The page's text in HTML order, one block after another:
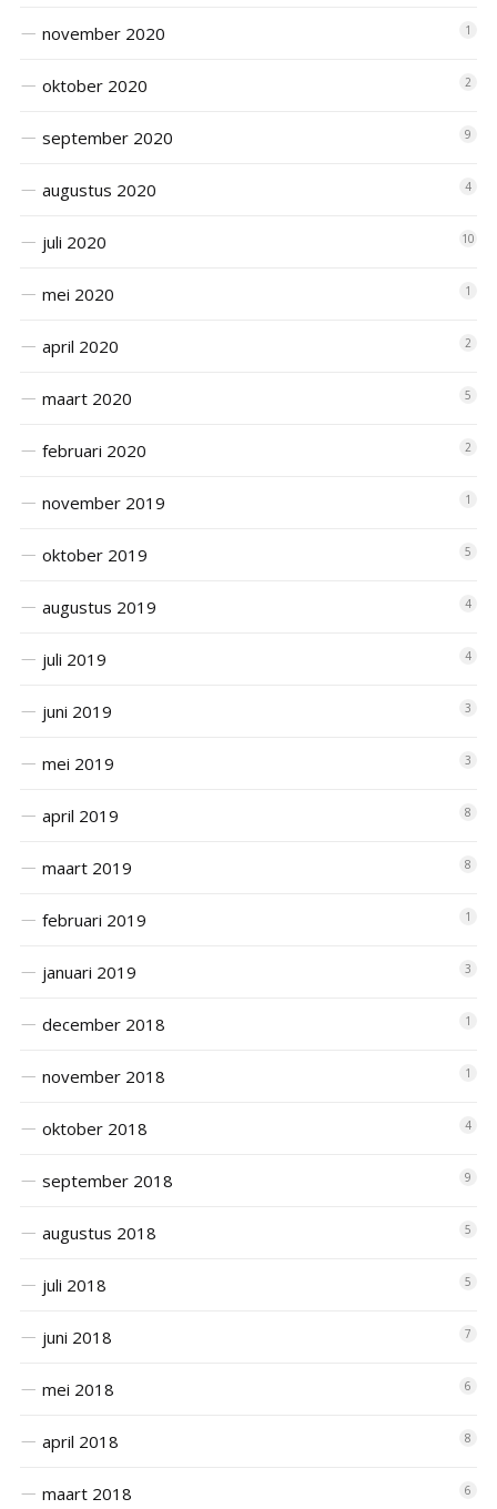
november 2020 1
oktober 2020 2
september 2020 9
augustus 2020 4
juli 2020 10
mei 2020 1
april 2020 2
maart 2020 5
februari 2020 2
november 2019 1
oktober 2019 5
augustus 2019 4
juli 2019 4
juni 2019 3
mei 2019 3
april 2019 8
maart 2019 8
februari 2019 1
januari 2019 3
december 2018 1
november 2018 1
oktober 2018 4
september 2018 9
augustus 2018 5
juli 2018 5
juni 2018 7
mei 2018 6
april 2018 8
maart 2018 6